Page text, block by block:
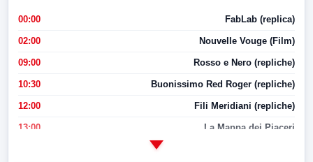
00:00 FabLab (replica)
02:00 Nouvelle Vouge (Film)
09:00 Rosso e Nero (repliche)
10:30 Buonissimo Red Roger (repliche)
12:00 Fili Meridiani (repliche)
13:00 La Mappa dei Piaceri